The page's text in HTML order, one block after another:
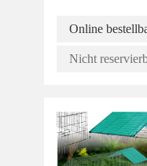
Online
Nicht